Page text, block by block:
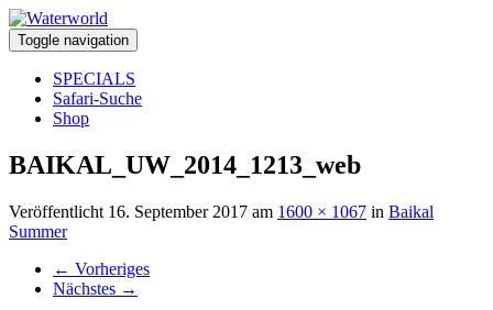
Toggle navigation
SPECIALS
Safari-Suche
Shop
BAIKAL_UW_2014_1213_web
Veröffentlicht 16. September 2017 am 1600 × 1067 in Baikal
Summer
← Vorheriges
Nächstes →